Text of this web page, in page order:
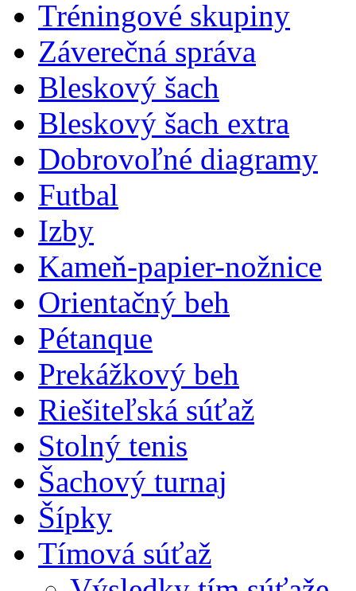
Tréningové skupiny
Záverečná správa
Bleskový šach
Bleskový šach extra
Dobrovoľné diagramy
Futbal
Izby
Kameň-papier-nožnice
Orientačný beh
Pétanque
Prekážkový beh
Riešiteľská súťaž
Stolný tenis
Šachový turnaj
Šípky
Tímová súťaž